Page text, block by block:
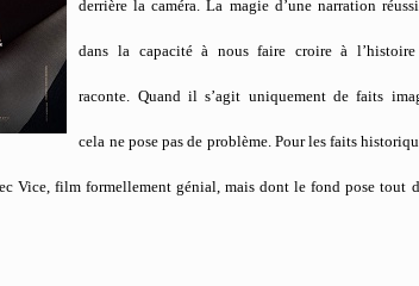
derrière la caméra. La magie d’une narration
dans la capacité à nous faire croire à l’histoire
raconte. Quand il s’agit uniquement de faits
cela ne pose pas de problème. Pour les faits
Vice, film formellement génial, mais dont le fond pose tout